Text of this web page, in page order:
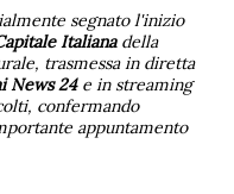
segnato l'inizio
Italiana della
trasmessa in diretta
News 24 e in streaming
confermando
appuntamento